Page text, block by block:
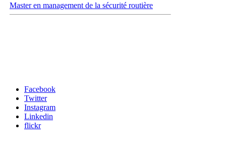
Master en management de la sécurité routière
Facebook
Twitter
Instagram
Linkedin
flickr